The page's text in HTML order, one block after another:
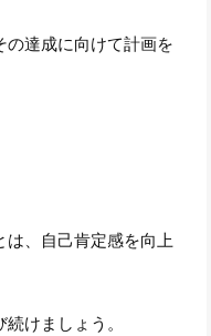
の達成に向けて計画を
は、自己肯定感を向上
けましょう。